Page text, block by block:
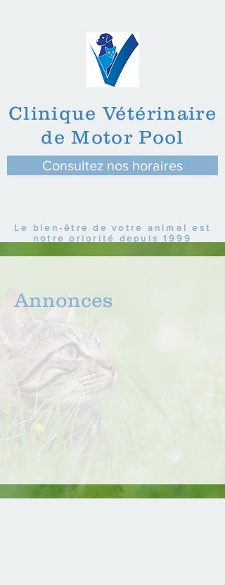
Clinique Vétérinaire
de Motor Pool
Consultez nos horaires
Le bien-être de votre animal est
notre priorité depuis 1999
Annonces